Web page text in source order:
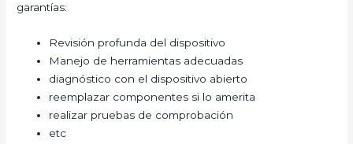
garantías:
Revisión profunda del dispositivo
Manejo de herramientas adecuadas
diagnóstico con el dispositivo abierto
reemplazar componentes si lo amerita
realizar pruebas de comprobación
etc